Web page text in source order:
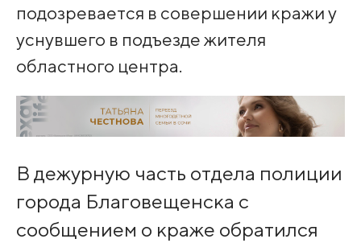
подозревается в совершении кражи у
уснувшего в подъезде жителя
областного центра.
В дежурную часть отдела полиции
города Благовещенска с
сообщением о краже обратился